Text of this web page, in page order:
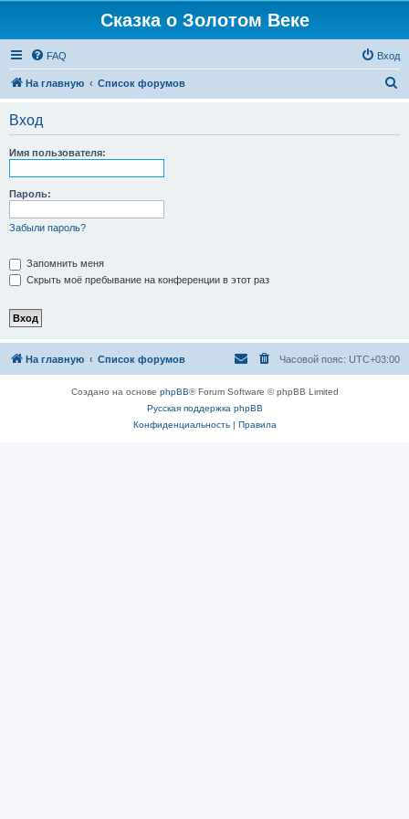
Сказка о Золотом Веке
FAQ Вход
На главную Список форумов
Вход
Имя пользователя:
Пароль:
Забыли пароль?
Запомнить меня
Скрыть моё пребывание на конференции в этот раз
На главную Список форумов Часовой пояс: UTC+03:00
Создано на основе phpBB® Forum Software © phpBB Limited
Русская поддержка phpBB
Конфиденциальность| Правила